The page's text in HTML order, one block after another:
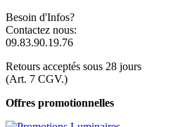
Besoin d'Infos?
Contactez nous:
09.83.90.19.76
Retours acceptés sous 28 jours
(Art. 7 CGV.)
Offres promotionnelles